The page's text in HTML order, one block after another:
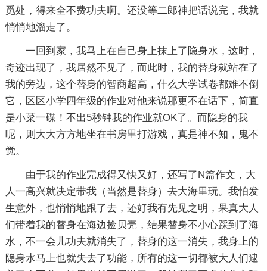
觅处，得来全不费功夫啊。还没等二郎神把话说完，我就
悄悄地溜走了。
一回到家，我马上在自己身上抹上了隐身水，这时，
奇迹出现了，我居然不见了，而此时，我的替身就站在了
我的旁边，这个替身的智商超高，什么大学试卷都难不倒
它，区区小学四年级的作业对他来说那更不在话下，简直
是小菜一碟！不出5秒钟我的作业就OK了。而隐身的我
呢，则大大方方地坐在书房里打游戏，真是神不知，鬼不
觉。
由于我的作业完成得又快又好，还写了N篇作文，大
人一高兴就决定带我（当然是替身）去大海里玩。我怕发
生意外，也悄悄地跟了去，还好我有先见之明，果真大人
们带着我的替身在海边捡贝壳，结果替身不小心踩到了海
水，不一会儿功夫就消失了，替身的这一消失，我身上的
隐身水马上也就失去了功能，所有的这一切都被大人们逮